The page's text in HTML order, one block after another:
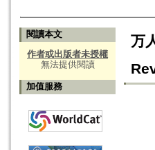
閱讀本文
作者或出版者未授權
無法提供閱讀
加值服務
万